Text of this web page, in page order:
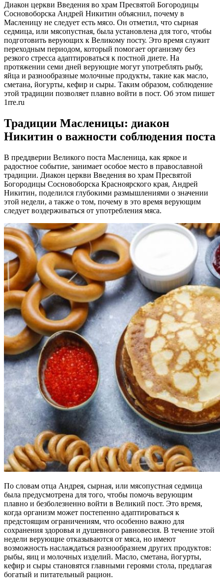
Диакон церкви Введения во храм Пресвятой Богородицы
Сосновоборска Андрей Никитин объяснил, почему в
Масленицу не следует есть мясо. Он отметил, что сырная
седмица, или мясопустная, была установлена для того, чтобы
подготовить верующих к Великому посту. Это время служит
переходным периодом, который помогает организму без
резкого стресса адаптироваться к постной диете. На
протяжении семи дней верующие могут употреблять рыбу,
яйца и разнообразные молочные продукты, такие как масло,
сметана, йогурты, кефир и сыры. Таким образом, соблюдение
этой традиции позволяет плавно войти в пост. Об этом пишет
1rre.ru
Традиции Масленицы: диакон
Никитин о важности соблюдения поста
В преддверии Великого поста Масленица, как яркое и
радостное событие, занимает особое место в православной
традиции. Диакон церкви Введения во храм Пресвятой
Богородицы Сосновоборска Красноярского края, Андрей
Никитин, поделился глубокими размышлениями о значении
этой недели, а также о том, почему в это время верующим
следует воздерживаться от употребления мяса.
По словам отца Андрея, сырная, или мясопустная седмица
была предусмотрена для того, чтобы помочь верующим
плавно и безболезненно войти в Великий пост. Это время,
когда организм может постепенно адаптироваться к
предстоящим ограничениям, что особенно важно для
сохранения здоровья и душевного равновесия. В течение этой
недели верующие отказываются от мяса, но имеют
возможность наслаждаться разнообразием других продуктов:
рыбы, яиц и молочных изделий. Масло, сметана, йогурты,
кефир и сыры становятся главными героями стола, предлагая
богатый и питательный рацион.